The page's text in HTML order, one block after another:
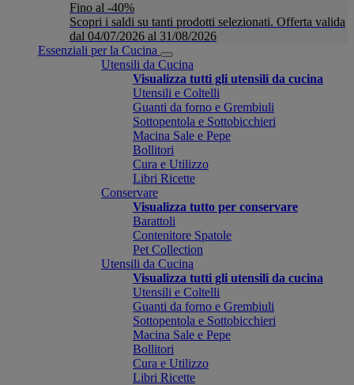
Fino al -40%
Scopri i saldi su tanti prodotti selezionati. Offerta valida
dal 04/07/2026 al 31/08/2026
Essenziali per la Cucina
Utensili da Cucina
Visualizza tutti gli utensili da cucina
Utensili e Coltelli
Guanti da forno e Grembiuli
Sottopentola e Sottobicchieri
Macina Sale e Pepe
Bollitori
Cura e Utilizzo
Libri Ricette
Conservare
Visualizza tutto per conservare
Barattoli
Contenitore Spatole
Pet Collection
Utensili da Cucina
Visualizza tutti gli utensili da cucina
Utensili e Coltelli
Guanti da forno e Grembiuli
Sottopentola e Sottobicchieri
Macina Sale e Pepe
Bollitori
Cura e Utilizzo
Libri Ricette